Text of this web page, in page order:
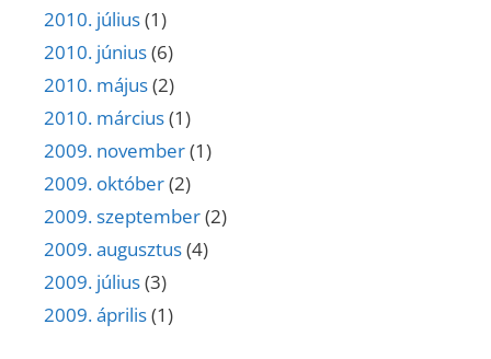
2010. július(1)
2010. június(6)
2010. május(2)
2010. március(1)
2009. november(1)
2009. október(2)
2009. szeptember(2)
2009. augusztus(4)
2009. július(3)
2009. április(1)